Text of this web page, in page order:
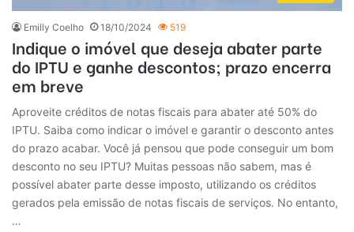
Emilly Coelho 18/10/2024 519
Indique o imóvel que deseja abater parte
do IPTU e ganhe descontos; prazo encerra
em breve
Aproveite créditos de notas fiscais para abater até 50% do
IPTU. Saiba como indicar o imóvel e garantir o desconto antes
do prazo acabar. Você já pensou que pode conseguir um bom
desconto no seu IPTU? Muitas pessoas não sabem, mas é
possível abater parte desse imposto, utilizando os créditos
gerados pela emissão de notas fiscais de serviços. No entanto,
…